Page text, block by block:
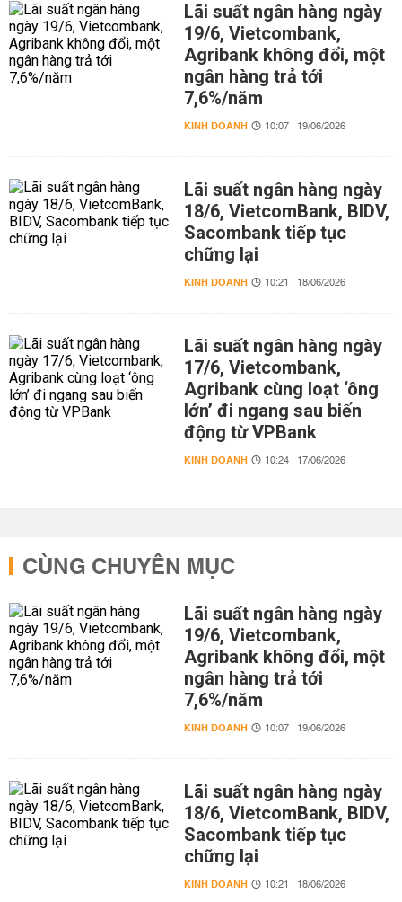
Lãi suất ngân hàng ngày
19/6, Vietcombank,
Agribank không đổi, một
ngân hàng trả tới
7,6%/năm
KINH DOANH 10:07 | 19/06/2026
Lãi suất ngân hàng ngày
18/6, VietcomBank, BIDV,
Sacombank tiếp tục
chững lại
KINH DOANH 10:21 | 18/06/2026
Lãi suất ngân hàng ngày
17/6, Vietcombank,
Agribank cùng loạt ‘ông
lớn’ đi ngang sau biến
động từ VPBank
KINH DOANH 10:24 | 17/06/2026
CÙNG CHUYÊN MỤC
Lãi suất ngân hàng ngày
19/6, Vietcombank,
Agribank không đổi, một
ngân hàng trả tới
7,6%/năm
KINH DOANH 10:07 | 19/06/2026
Lãi suất ngân hàng ngày
18/6, VietcomBank, BIDV,
Sacombank tiếp tục
chững lại
KINH DOANH 10:21 | 18/06/2026